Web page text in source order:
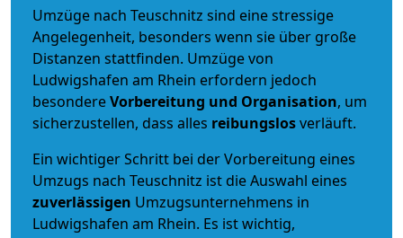
Umzüge nach Teuschnitz sind eine stressige
Angelegenheit, besonders wenn sie über große
Distanzen stattfinden. Umzüge von
Ludwigshafen am Rhein erfordern jedoch
besondereVorbereitung und Organisation, um
sicherzustellen, dass alles reibungslosverläuft.
Ein wichtiger Schritt bei der Vorbereitung eines
Umzugs nach Teuschnitz ist die Auswahl eines
zuverlässigen Umzugsunternehmens in
Ludwigshafen am Rhein. Es ist wichtig,